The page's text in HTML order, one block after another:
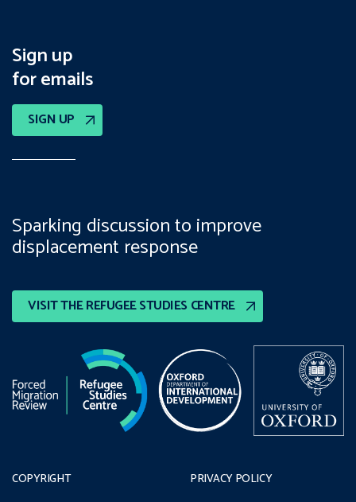
Sign up
for emails
SIGN UP
VISIT THE REFUGEE STUDIES CENTRE
Sparking discussion to improve
displacement response
COPYRIGHT PRIVACY POLICY